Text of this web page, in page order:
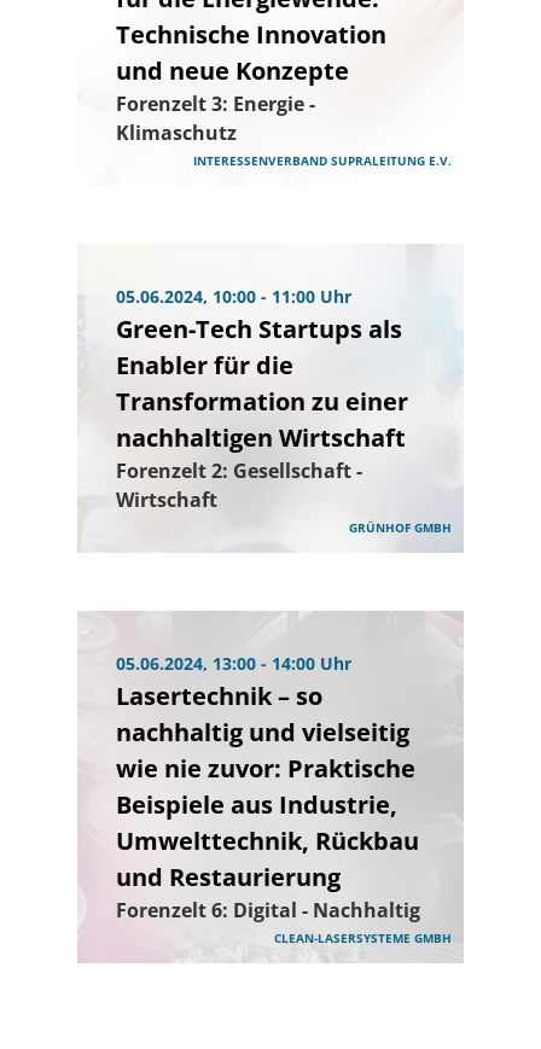
Technische Innovation
und neue Konzepte
Forenzelt 3: Energie -
Klimaschutz
INTERESSENVERBAND SUPRALEITUNG E.V.
05.06.2024, 10:00 - 11:00 Uhr
Green-Tech Startups als
Enabler für die
Transformation zu einer
nachhaltigen Wirtschaft
Forenzelt 2: Gesellschaft -
Wirtschaft
GRÜNHOF GMBH
05.06.2024, 13:00 - 14:00 Uhr
Lasertechnik – so
nachhaltig und vielseitig
wie nie zuvor: Praktische
Beispiele aus Industrie,
Umwelttechnik, Rückbau
und Restaurierung
Forenzelt 6: Digital - Nachhaltig
CLEAN-LASERSYSTEME GMBH